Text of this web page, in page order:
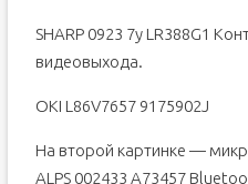
SHARP 0923 7y LR388G1
видеовыхода.
OKI L86V7657 9175902J
На второй картинке —
ALPS 002433 A73457